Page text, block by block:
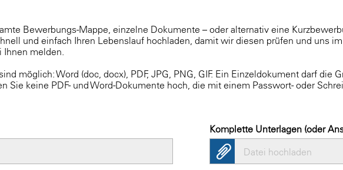
Bewerbungs-Mappe, einzelne Dokumente – oder alternativ eine
und einfach Ihren Lebenslauf hochladen, damit wir diesen prüfen und uns
melden.
möglich: Word (doc, docx), PDF, JPG, PNG, GIF. Ein Einzeldokument darf die
Sie keine PDF- und Word-Dokumente hoch, die mit einem Passwort- oder
Komplette Unterlagen (oder
Datei hochladen